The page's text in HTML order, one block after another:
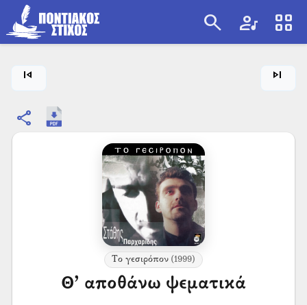
search artist view_cozy
skip_previous skip_next
share
Το γεσιρόπον (1999)
Θ’ αποθάνω ψεματικά